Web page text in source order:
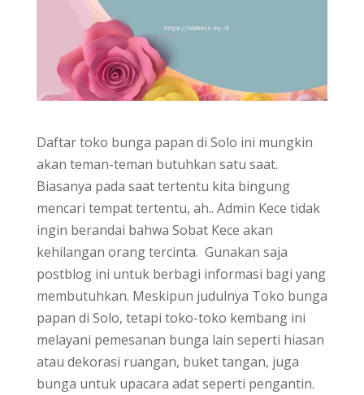
Daftar toko bunga papan di Solo ini mungkin
akan teman-teman butuhkan satu saat.
Biasanya pada saat tertentu kita bingung
mencari tempat tertentu, ah.. Admin Kece tidak
ingin berandai bahwa Sobat Kece akan
kehilangan orang tercinta. Gunakan saja
postblog ini untuk berbagi informasi bagi yang
membutuhkan. Meskipun judulnya Toko bunga
papan di Solo, tetapi toko-toko kembang ini
melayani pemesanan bunga lain seperti hiasan
atau dekorasi ruangan, buket tangan, juga
bunga untuk upacara adat seperti pengantin.